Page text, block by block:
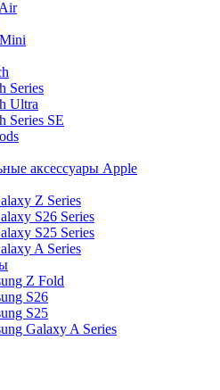
Series
Ultra
Series SE
аксессуары Apple
Z Series
S26 Series
S25 Series
A Series
Z Fold
S26
S25
Galaxy A Series